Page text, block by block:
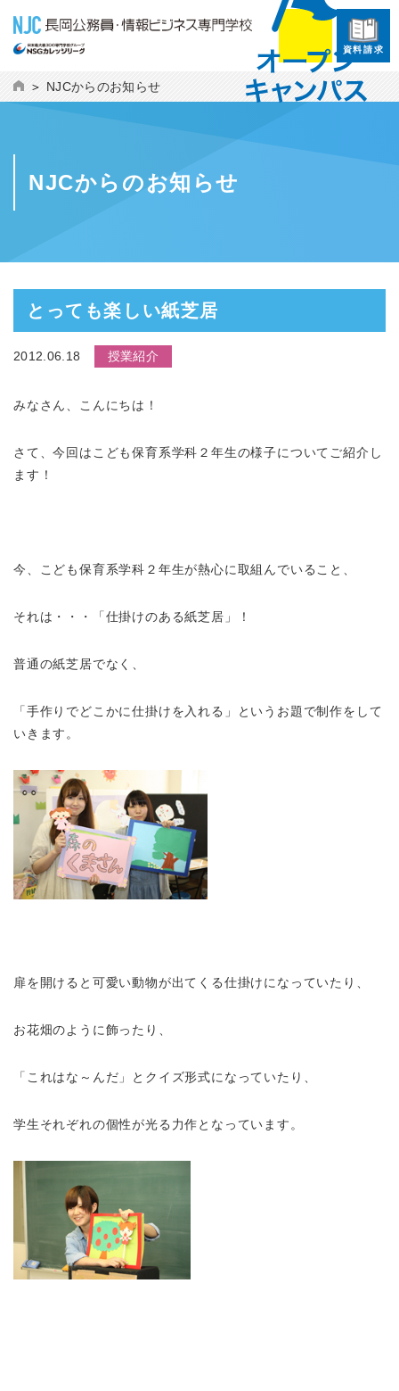
資料請求
NJCからのお知らせ
NJCからのお知らせ
とっても楽しい紙芝居
2012.06.18 授業紹介
みなさん、こんにちは！
さて、今回はこども保育系学科２年生の様子についてご紹介し
ます！
今、こども保育系学科２年生が熱心に取組んでいること、
それは・・・「仕掛けのある紙芝居」！
普通の紙芝居でなく、
「手作りでどこかに仕掛けを入れる」というお題で制作をして
いきます。
扉を開けると可愛い動物が出てくる仕掛けになっていたり、
お花畑のように飾ったり、
「これはな～んだ」とクイズ形式になっていたり、
学生それぞれの個性が光る力作となっています。